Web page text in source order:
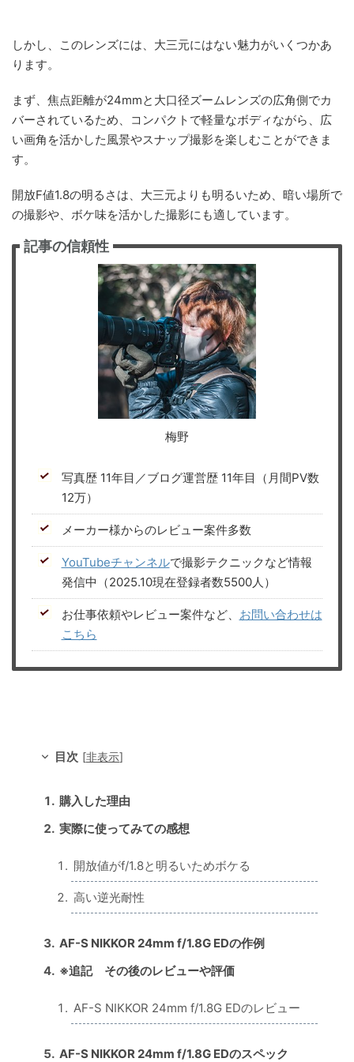
しかし、このレンズには、大三元にはない魅力がいくつかあ
ります。
まず、焦点距離が24mmと大口径ズームレンズの広角側でカ
バーされているため、コンパクトで軽量なボディながら、広
い画角を活かした風景やスナップ撮影を楽しむことができま
す。
開放F値1.8の明るさは、大三元よりも明るいため、暗い場所で
の撮影や、ボケ味を活かした撮影にも適しています。
記事の信頼性
梅野
写真歴 11年目／ブログ運営歴 11年目（月間PV数
12万）
メーカー様からのレビュー案件多数
YouTubeチャンネルで撮影テクニックなど情報
発信中（2025.10現在登録者数5500人）
お仕事依頼やレビュー案件など、 お問い合わせは
こちら
目次 [非表示]
購入した理由
実際に使ってみての感想
開放値がf/1.8と明るいためボケる
高い逆光耐性
AF-S NIKKOR 24mm f/1.8G EDの作例
※追記 その後のレビューや評価
AF-S NIKKOR 24mm f/1.8G EDのレビュー
AF-S NIKKOR 24mm f/1.8G EDのスペック